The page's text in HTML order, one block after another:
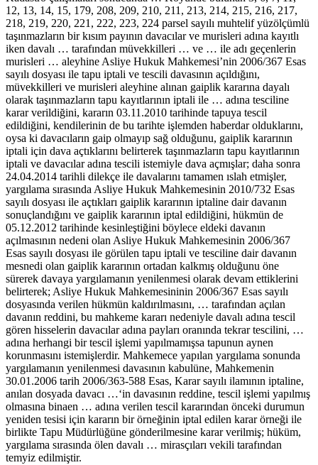
12, 13, 14, 15, 179, 208, 209, 210, 211, 213, 214, 215, 216, 217,
218, 219, 220, 221, 222, 223, 224 parsel sayılı muhtelif yüzölçümlü
taşınmazların bir kısım payının davacılar ve murisleri adına kayıtlı
iken davalı … tarafından müvekkilleri … ve … ile adı geçenlerin
murisleri … aleyhine Asliye Hukuk Mahkemesi’nin 2006/367 Esas
sayılı dosyası ile tapu iptali ve tescili davasının açıldığını,
müvekkilleri ve murisleri aleyhine alınan gaiplik kararına dayalı
olarak taşınmazların tapu kayıtlarının iptali ile … adına tesciline
karar verildiğini, kararın 03.11.2010 tarihinde tapuya tescil
edildiğini, kendilerinin de bu tarihte işlemden haberdar olduklarını,
oysa ki davacıların gaip olmayıp sağ olduğunu, gaiplik kararının
iptali için dava açtıklarını belirterek taşınmazların tapu kayıtlarının
iptali ve davacılar adına tescili istemiyle dava açmışlar; daha sonra
24.04.2014 tarihli dilekçe ile davalarını tamamen ıslah etmişler,
yargılama sırasında Asliye Hukuk Mahkemesinin 2010/732 Esas
sayılı dosyası ile açtıkları gaiplik kararının iptaline dair davanın
sonuçlandığını ve gaiplik kararının iptal edildiğini, hükmün de
05.12.2012 tarihinde kesinleştiğini böylece eldeki davanın
açılmasının nedeni olan Asliye Hukuk Mahkemesinin 2006/367
Esas sayılı dosyası ile görülen tapu iptali ve tesciline dair davanın
mesnedi olan gaiplik kararının ortadan kalkmış olduğunu öne
sürerek davaya yargılamanın yenilenmesi olarak devam ettiklerini
belirterek; Asliye Hukuk Mahkemesininin 2006/367 Esas sayılı
dosyasında verilen hükmün kaldırılmasını, … tarafından açılan
davanın reddini, bu mahkeme kararı nedeniyle davalı adına tescil
gören hisselerin davacılar adına payları oranında tekrar tescilini, …
adına herhangi bir tescil işlemi yapılmamışsa tapunun aynen
korunmasını istemişlerdir. Mahkemece yapılan yargılama sonunda
yargılamanın yenilenmesi davasının kabulüne, Mahkemenin
30.01.2006 tarih 2006/363-588 Esas, Karar sayılı ilamının iptaline,
anılan dosyada davacı …‘in davasının reddine, tescil işlemi yapılmış
olmasına binaen … adına verilen tescil kararından önceki durumun
yeniden tesisi için kararın bir örneğinin iptal edilen karar örneği ile
birlikte Tapu Müdürlüğüne gönderilmesine karar verilmiş; hüküm,
yargılama sırasında ölen davalı … mirasçıları vekili tarafından
temyiz edilmiştir.